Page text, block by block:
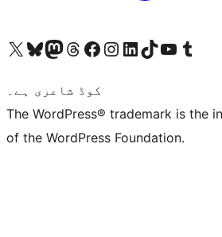
Visit our X (formerly Twitter) account
ہمارے بلیواسکائی اکاؤنٹ پر جائیں
Visit our Mastodon account
ہمارے ٹھریڈز اکاؤنٹ پر جائیں
Visit our Facebook page
Visit our Instagram account
Visit our LinkedIn account
ہمارے ٹک ٹاک اکاؤنٹ پر جائیں
Visit our YouTube channel
ہمارے ٹمبلر اکاؤنٹ پر جائیں
کوڈ شاعری ہے۔
The WordPress® trademark is the
of the WordPress Foundation.